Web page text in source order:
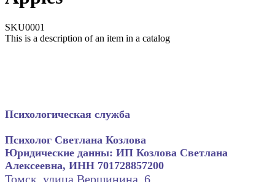
SKU0001
This is a description of an item in a catalog
Психологическая служба
Психолог Светлана Козлова
Юридические данны: ИП Козлова Светлана
Алексеевна, ИНН 701728857200
Томск, улица Вершинина, 6